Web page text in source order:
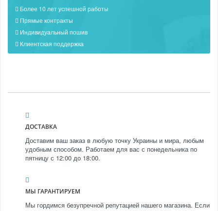
Более 10 лет успешной работы
Прямые контракты
Индивидуальный пошив
Клиентская поддержка
ДОСТАВКА
Доставим ваш заказ в любую точку Украины и мира, любым
удобным способом. Работаем для вас с понедельника по
пятницу с 12:00 до 18:00.
МЫ ГАРАНТИРУЕМ
Мы гордимся безупречной репутацией нашего магазина. Если